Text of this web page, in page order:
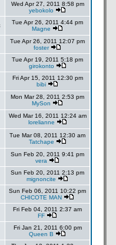
Wed Apr 27, 2011 8:58 pm
yebokolo
Tue Apr 26, 2011 4:44 pm
Magne
Tue Apr 26, 2011 12:07 pm
foster
Tue Apr 19, 2011 5:18 pm
girokonto
Fri Apr 15, 2011 12:30 pm
bibi
Mon Mar 28, 2011 2:53 pm
MySon
Wed Mar 16, 2011 12:24 am
lorelianne
Tue Mar 08, 2011 12:30 am
Tatchape
Sun Feb 20, 2011 9:41 pm
vera
Sun Feb 20, 2011 2:13 pm
mignoncite
Sun Feb 06, 2011 10:22 pm
CHICOTE MAN
Fri Feb 04, 2011 2:37 am
FF
Fri Jan 21, 2011 6:00 pm
Queen B